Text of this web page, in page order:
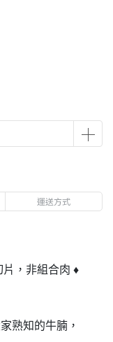
運送方式
，非組合肉 ♦
熟知的牛腩，